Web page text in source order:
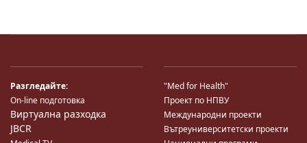
Разгледайте:
On-line подготовка
Виртуална разходка
JBCR
"Med for Health"
Проект по НПВУ
Международни проекти
Вътреуниверситетски проекти